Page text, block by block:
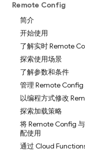
Remote Config
简介
开始使用
了解实时 Remote
探索使用场景
了解参数和条件
管理 Remote Config
以编程方式修改
探索加载策略
将 Remote Config
配使用
通过 Cloud